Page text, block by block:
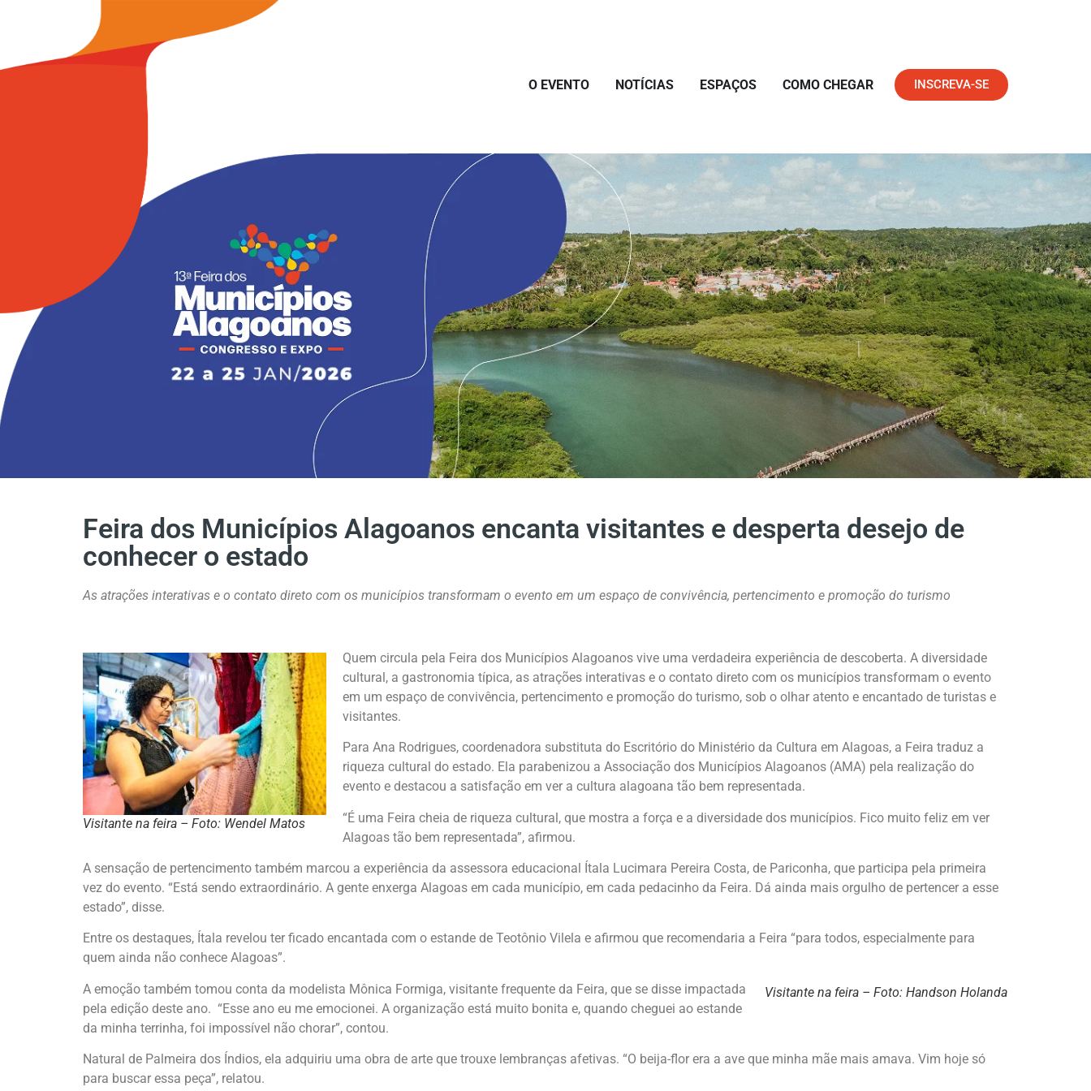
O EVENTO NOTÍCIAS ESPAÇOS COMO CHEGAR INSCREVA-SE
Feira dos Municípios Alagoanos encanta visitantes e desperta desejo de
conhecer o estado
As atrações interativas e o contato direto com os municípios transformam o evento em um espaço de convivência, pertencimento e promoção do turismo
Visitante na feira – Foto: Wendel Matos
Quem circula pela Feira dos Municípios Alagoanos vive uma verdadeira experiência de descoberta. A diversidade
cultural, a gastronomia típica, as atrações interativas e o contato direto com os municípios transformam o evento
em um espaço de convivência, pertencimento e promoção do turismo, sob o olhar atento e encantado de turistas e
visitantes.
Para Ana Rodrigues, coordenadora substituta do Escritório do Ministério da Cultura em Alagoas, a Feira traduz a
riqueza cultural do estado. Ela parabenizou a Associação dos Municípios Alagoanos (AMA) pela realização do
evento e destacou a satisfação em ver a cultura alagoana tão bem representada.
“É uma Feira cheia de riqueza cultural, que mostra a força e a diversidade dos municípios. Fico muito feliz em ver
Alagoas tão bem representada”, afirmou.
A sensação de pertencimento também marcou a experiência da assessora educacional Ítala Lucimara Pereira Costa, de Pariconha, que participa pela primeira
vez do evento. “Está sendo extraordinário. A gente enxerga Alagoas em cada município, em cada pedacinho da Feira. Dá ainda mais orgulho de pertencer a esse
estado”, disse.
Entre os destaques, Ítala revelou ter ficado encantada com o estande de Teotônio Vilela e afirmou que recomendaria a Feira “para todos, especialmente para
quem ainda não conhece Alagoas”.
Visitante na feira – Foto: Handson Holanda
A emoção também tomou conta da modelista Mônica Formiga, visitante frequente da Feira, que se disse impactada
pela edição deste ano. “Esse ano eu me emocionei. A organização está muito bonita e, quando cheguei ao estande
da minha terrinha, foi impossível não chorar”, contou.
Natural de Palmeira dos Índios, ela adquiriu uma obra de arte que trouxe lembranças afetivas. “O beija-flor era a ave que minha mãe mais amava. Vim hoje só
para buscar essa peça”, relatou.